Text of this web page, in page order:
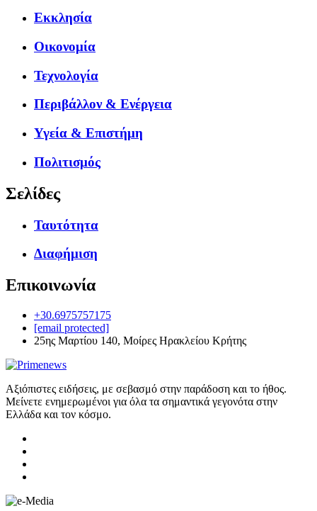
Εκκλησία
Οικονομία
Τεχνολογία
Περιβάλλον & Ενέργεια
Υγεία & Επιστήμη
Πολιτισμός
Σελίδες
Ταυτότητα
Διαφήμιση
Επικοινωνία
+30.6975757175
[email protected]
25ης Μαρτίου 140, Μοίρες Ηρακλείου Κρήτης
Αξιόπιστες ειδήσεις, με σεβασμό στην παράδοση και το ήθος.
Μείνετε ενημερωμένοι για όλα τα σημαντικά γεγονότα στην
Ελλάδα και τον κόσμο.